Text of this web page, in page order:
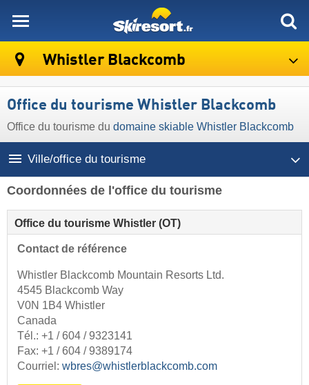
Whistler Blackcomb
Office du tourisme Whistler Blackcomb
Office du tourisme du domaine skiable Whistler Blackcomb
Ville/office du tourisme
Coordonnées de l'office du tourisme
Office du tourisme Whistler (OT)
Contact de référence
Whistler Blackcomb Mountain Resorts Ltd.
4545 Blackcomb Way
V0N 1B4 Whistler
Canada
Tél.: +1 / 604 / 9323141
Fax: +1 / 604 / 9389174
Courriel: wbres@whistlerblackcomb.com